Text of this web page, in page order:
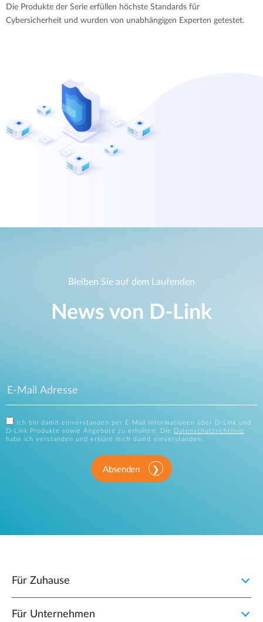
Die Produkte der Serie erfüllen höchste Standards für
Cybersicherheit und wurden von unabhängigen Experten getestet.
Bleiben Sie auf dem Laufenden
News von D‑Link
Ich bin damit einverstanden per E-Mail Informationen über D-Link und
D-Link Produkte sowie Angebote zu erhalten. Die
Datenschutzrichtlinie
habe ich verstanden und erkläre mich damit einverstanden.
Absenden
Für Zuhause
Für Unternehmen